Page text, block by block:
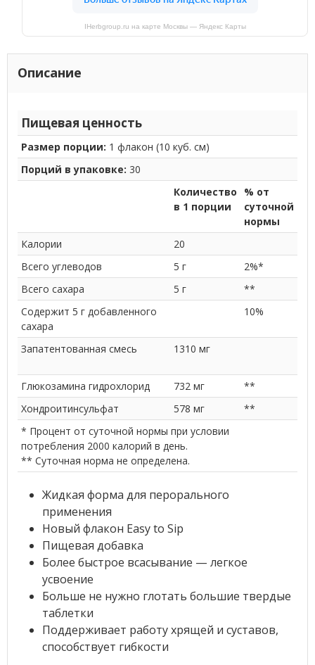
IHerbgroup.ru на карте Москвы — Яндекс Карты
Описание
Пищевая ценность
Размер порции: 1 флакон (10 куб. см)
Порций в упаковке: 30
Количество
в 1 порции
% от
суточной
нормы
Калории
20
Всего углеводов
5 г
2%*
Всего сахара
5 г
**
Содержит 5 г добавленного
сахара
10%
Запатентованная смесь 1310 мг
Глюкозамина гидрохлорид 732 мг
**
Хондроитинсульфат
578 мг
**
* Процент от суточной нормы при условии
потребления 2000 калорий в день.
** Суточная норма не определена.
Жидкая форма для перорального
применения
Новый флакон Easy to Sip
Пищевая добавка
Более быстрое всасывание — легкое
усвоение
Больше не нужно глотать большие твердые
таблетки
Поддерживает работу хрящей и суставов,
способствует гибкости